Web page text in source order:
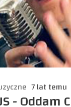
7 lat temu
- Oddam